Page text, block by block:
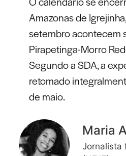
Amazonas de
setembro acontecem
Pirapetinga-Morro
Segundo a SDA, a
retomado
de maio.
Maria
Jornalista